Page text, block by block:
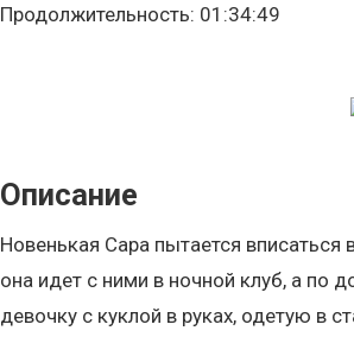
Продолжительность: 01:34:49
Описание
Новенькая Сара пытается
она идет с ними в ночной клуб, а по
девочку с куклой в руках, одетую в